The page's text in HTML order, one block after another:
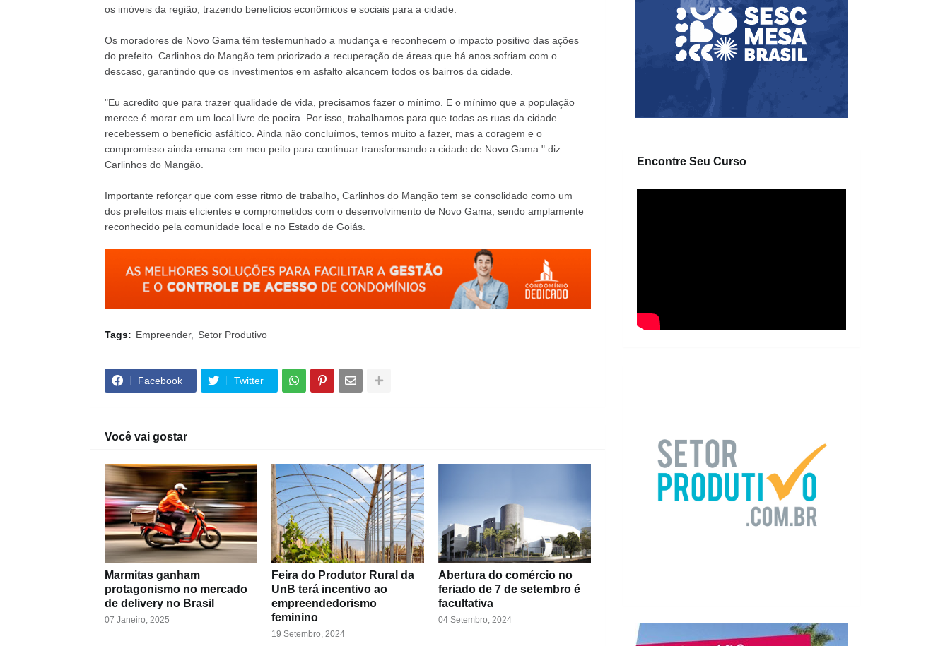
os imóveis da região, trazendo benefícios econômicos e sociais para a cidade.
Os moradores de Novo Gama têm testemunhado a mudança e reconhecem o impacto positivo das ações
do prefeito. Carlinhos do Mangão tem priorizado a recuperação de áreas que há anos sofriam com o
descaso, garantindo que os investimentos em asfalto alcancem todos os bairros da cidade.
"Eu acredito que para trazer qualidade de vida, precisamos fazer o mínimo. E o mínimo que a população
merece é morar em um local livre de poeira. Por isso, trabalhamos para que todas as ruas da cidade
recebessem o benefício asfáltico. Ainda não concluímos, temos muito a fazer, mas a coragem e o
compromisso ainda emana em meu peito para continuar transformando a cidade de Novo Gama." diz
Carlinhos do Mangão.
Importante reforçar que com esse ritmo de trabalho, Carlinhos do Mangão tem se consolidado como um
dos prefeitos mais eficientes e comprometidos com o desenvolvimento de Novo Gama, sendo amplamente
reconhecido pela comunidade local e no Estado de Goiás.
Tags: Empreender Setor Produtivo
Facebook Twitter
Você vai gostar
Marmitas ganham
protagonismo no mercado
de delivery no Brasil
07 Janeiro, 2025
Feira do Produtor Rural da
UnB terá incentivo ao
empreendedorismo
feminino
19 Setembro, 2024
Abertura do comércio no
feriado de 7 de setembro é
facultativa
04 Setembro, 2024
Encontre Seu Curso